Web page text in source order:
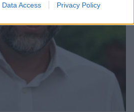
Data Access Privacy Policy